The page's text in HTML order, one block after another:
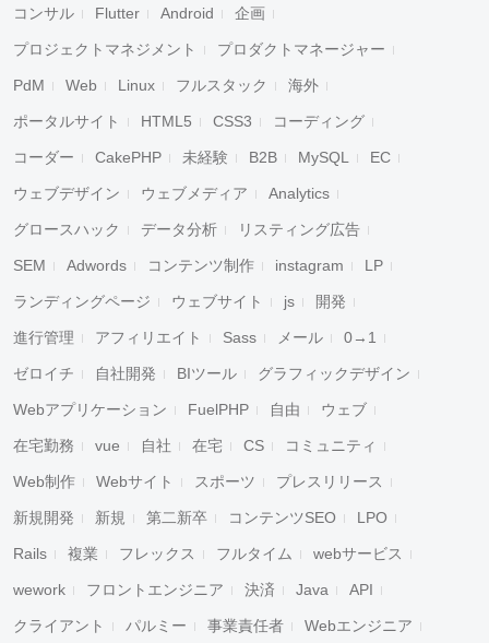
コンサル Flutter Android 企画
プロジェクトマネジメント プロダクトマネージャー
PdM Web Linux フルスタック 海外
ポータルサイト HTML5 CSS3 コーディング
コーダー CakePHP 未経験 B2B MySQL EC
ウェブデザイン ウェブメディア Analytics
グロースハック データ分析 リスティング広告
SEM Adwords コンテンツ制作 instagram LP
ランディングページ ウェブサイト js 開発
進行管理 アフィリエイト Sass メール 0→1
ゼロイチ 自社開発 BIツール グラフィックデザイン
Webアプリケーション FuelPHP 自由 ウェブ
在宅勤務 vue 自社 在宅 CS コミュニティ
Web制作 Webサイト スポーツ プレスリリース
新規開発 新規 第二新卒 コンテンツSEO LPO
Rails 複業 フレックス フルタイム webサービス
wework フロントエンジニア 決済 Java API
クライアント パルミー 事業責任者 Webエンジニア